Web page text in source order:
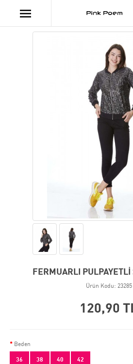
FERMUARLI
Ürün Kodu: 23285
120,90
Beden
36 38 40 42